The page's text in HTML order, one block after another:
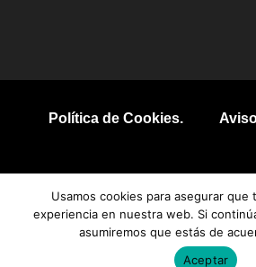
Política de Cookies.
Usamos cookies para asegurar que
experiencia en nuestra web. Si
asumiremos que estás de
Aceptar